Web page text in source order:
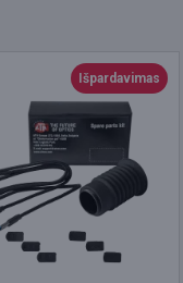
Išpardavimas